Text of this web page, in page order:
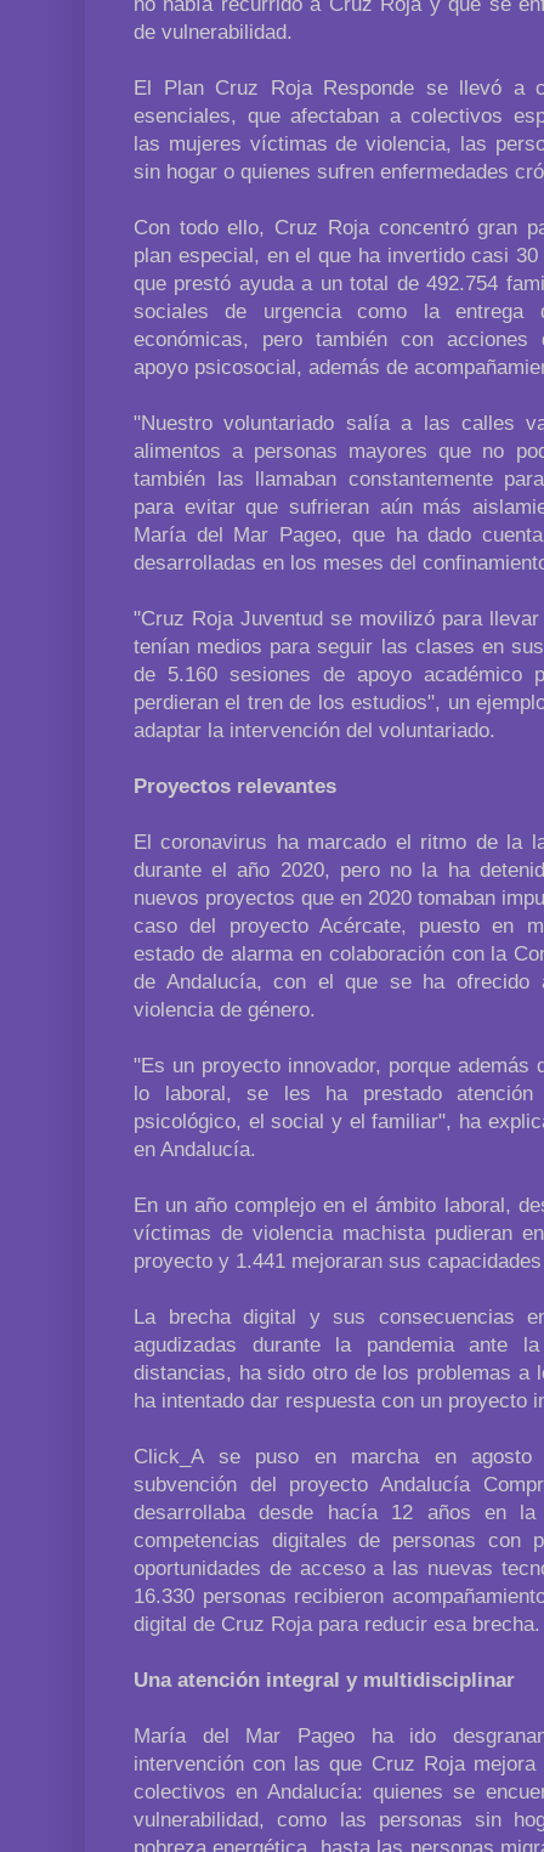
de vulnerabilidad.
El Plan Cruz Roja Responde se llevó a
esenciales, que afectaban a colectivos
las mujeres víctimas de violencia, las
sin hogar o quienes sufren enfermedades
Con todo ello, Cruz Roja concentró gran
plan especial, en el que ha invertido casi
que prestó ayuda a un total de 492.754
sociales de urgencia como la entrega
económicas, pero también con acciones
apoyo psicosocial, además de
"Nuestro voluntariado salía a las calles
alimentos a personas mayores que no
también las llamaban constantemente
para evitar que sufrieran aún más
María del Mar Pageo, que ha dado
desarrolladas en los meses del
"Cruz Roja Juventud se movilizó para
tenían medios para seguir las clases en
de 5.160 sesiones de apoyo académico
perdieran el tren de los estudios", un
adaptar la intervención del voluntariado.
Proyectos relevantes
El coronavirus ha marcado el ritmo de la
durante el año 2020, pero no la ha
nuevos proyectos que en 2020 tomaban
caso del proyecto Acércate, puesto en
estado de alarma en colaboración con la
de Andalucía, con el que se ha ofrecido
violencia de género.
"Es un proyecto innovador, porque además
lo laboral, se les ha prestado
psicológico, el social y el familiar", ha
en Andalucía.
En un año complejo en el ámbito laboral,
víctimas de violencia machista pudieran
proyecto y 1.441 mejoraran sus
La brecha digital y sus consecuencias
agudizadas durante la pandemia ante
distancias, ha sido otro de los problemas a
ha intentado dar respuesta con un proyecto
Click_A se puso en marcha en
subvención del proyecto Andalucía
desarrollaba desde hacía 12 años en
competencias digitales de personas con
oportunidades de acceso a las nuevas
16.330 personas recibieron
digital de Cruz Roja para reducir esa brecha.
Una atención integral y multidisciplinar
María del Mar Pageo ha ido
intervención con las que Cruz Roja
colectivos en Andalucía: quienes se
vulnerabilidad, como las personas sin